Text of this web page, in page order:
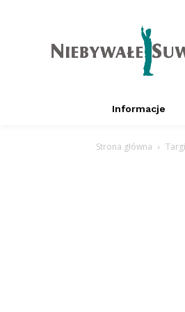
Informacje
Strona główna